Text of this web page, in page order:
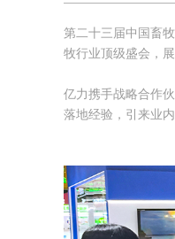
第二十三届中国畜
牧行业顶级盛会，
亿力携手战略合作
落地经验，引来业